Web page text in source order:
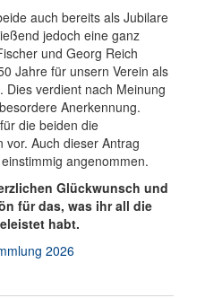
auch bereits als Jubilare
jedoch eine ganz
und Georg Reich
Jahre für unsern Verein als
Dies verdient nach Meinung
Anerkennung.
die beiden die
vor. Auch dieser Antrag
angenommen.
Glückwunsch und
für das, was ihr all die
habt.
2026